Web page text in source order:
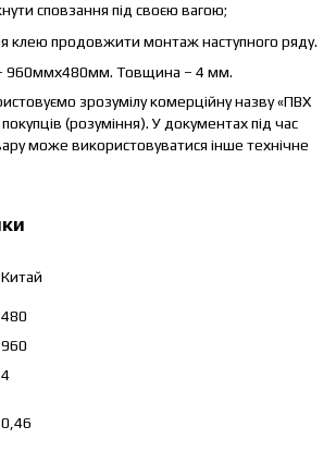
сповзання під своєю вагою;
клею продовжити монтаж наступного ряду.
– 960ммх480мм. Товщина – 4 мм.
зрозумілу комерційну назву «ПВХ
(розуміння). У документах під час
може використовуватися інше технічне
Китай
480
960
4
0,46